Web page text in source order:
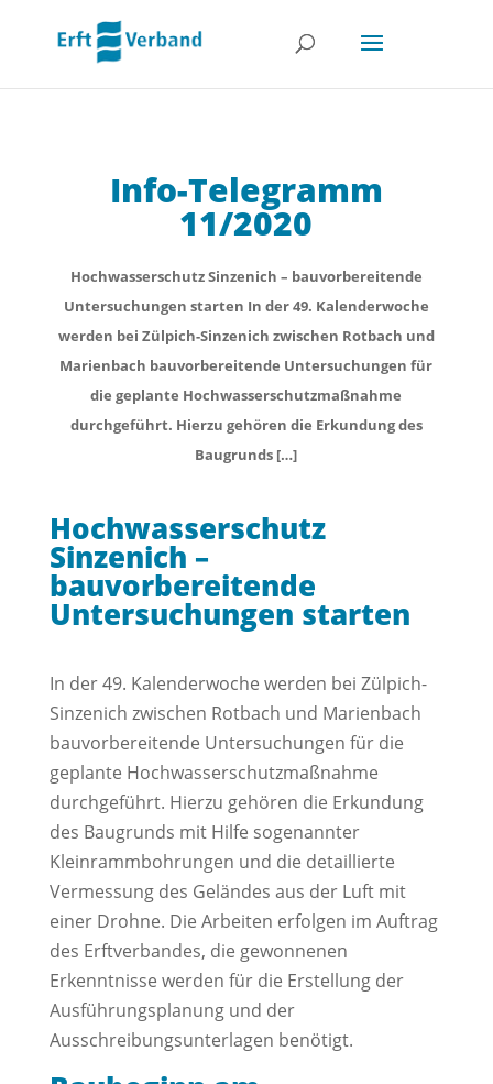
Info-Telegramm
11/2020
Hochwasserschutz Sinzenich – bauvorbereitende
Untersuchungen starten In der 49. Kalenderwoche
werden bei Zülpich-Sinzenich zwischen Rotbach und
Marienbach bauvorbereitende Untersuchungen für
die geplante Hochwasserschutzmaßnahme
durchgeführt. Hierzu gehören die Erkundung des
Baugrunds […]
Hochwasserschutz
Sinzenich –
bauvorbereitende
Untersuchungen starten
In der 49. Kalenderwoche werden bei Zülpich-
Sinzenich zwischen Rotbach und Marienbach
bauvorbereitende Untersuchungen für die
geplante Hochwasserschutzmaßnahme
durchgeführt. Hierzu gehören die Erkundung
des Baugrunds mit Hilfe sogenannter
Kleinrammbohrungen und die detaillierte
Vermessung des Geländes aus der Luft mit
einer Drohne. Die Arbeiten erfolgen im Auftrag
des Erftverbandes, die gewonnenen
Erkenntnisse werden für die Erstellung der
Ausführungsplanung und der
Ausschreibungsunterlagen benötigt.